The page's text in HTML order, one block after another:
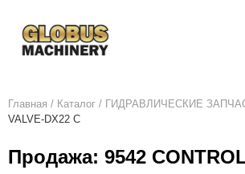
Главная / Каталог / ГИДРАВЛИЧЕСКИЕ
VALVE-DX22 C
Продажа: 9542